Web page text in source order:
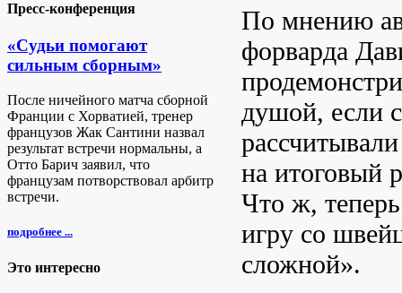
Пресс-конференция
«Судьи помогают
сильным сборным»
После ничейного матча сборной
Франции с Хорватией, тренер
французов Жак Сантини назвал
результат встречи нормальны, а
Отто Барич заявил, что
французам потворствовал арбитр
встречи.
подробнее ...
Это интересно
По мнению
форварда
душой, если
на итоговый
Что ж, теперь
игру со
сложной».